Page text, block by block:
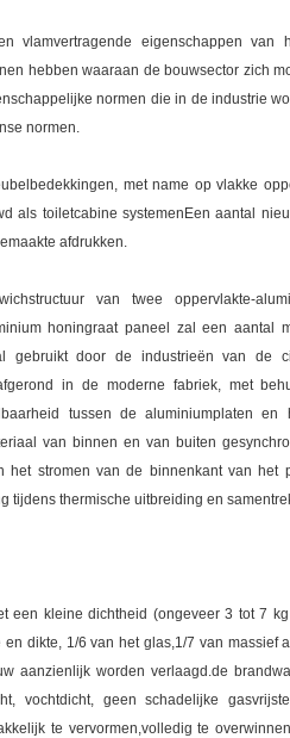
eigenschappen van
hebben waaraan de bouwsector zich
normen die in de industrie
normen.
met name op vlakke
als toiletcabine systemenEen aantal
afdrukken.
van twee oppervlakte-
honingraat paneel zal een aantal
gebruikt door de industrieën van de
in de moderne fabriek, met
tussen de aluminiumplaten en
van binnen en van buiten
stromen van de binnenkant van het
tijdens thermische uitbreiding en
een kleine dichtheid (ongeveer 3 tot 7
dikte, 1/6 van het glas,1/7 van massief
aanzienlijk worden verlaagd.de
vochtdicht, geen schadelijke
te vervormen,volledig te